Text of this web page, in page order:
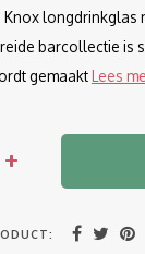
longdrinkglas
barcollectie is
gemaaktLees